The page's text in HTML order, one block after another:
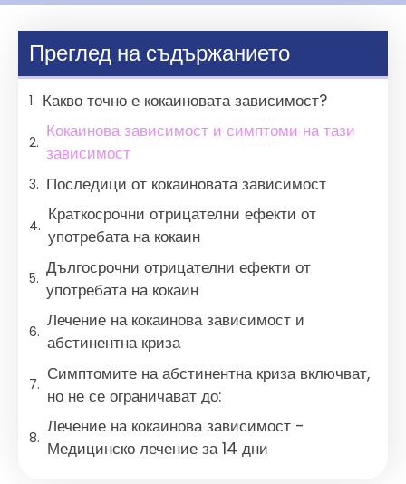
Преглед на съдържанието
Какво точно е кокаиновата зависимост?
Кокаинова зависимост и симптоми на тази
зависимост
Последици от кокаиновата зависимост
Краткосрочни отрицателни ефекти от
употребата на кокаин
Дългосрочни отрицателни ефекти от
употребата на кокаин
Лечение на кокаинова зависимост и
абстинентна криза
Симптомите на абстинентна криза включват,
но не се ограничават до:
Лечение на кокаинова зависимост -
Медицинско лечение за 14 дни